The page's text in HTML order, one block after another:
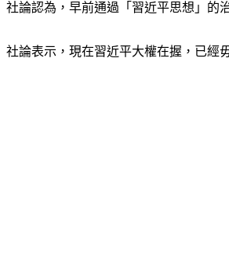
社論認為，早前通過「習近平思想」的
社論表示，現在習近平大權在握，已經